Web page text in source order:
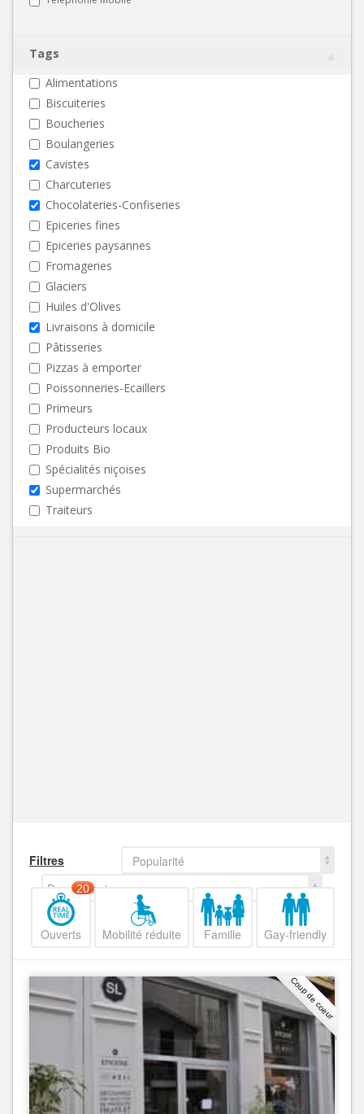
Tags
Alimentations
Biscuiteries
Boucheries
Boulangeries
Cavistes
Charcuteries
Chocolateries-Confiseries
Epiceries fines
Epiceries paysannes
Fromageries
Glaciers
Huiles d'Olives
Livraisons à domicile
Pâtisseries
Pizzas à emporter
Poissonneries-Ecaillers
Primeurs
Producteurs locaux
Produits Bio
Spécialités niçoises
Supermarchés
Traiteurs
Filtres
Popularité
Decroissant
Ouverts
20
Mobilité réduite Famille Gay-friendly
Coup de coeur